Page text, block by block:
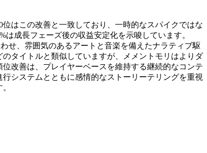
はこの改善と一致しており、一時的なスパイクではな
成長フェーズ後の収益安定化を示唆しています。
せ、雰囲気のあるアートと音楽を備えたナラティブ駆
タイトルと類似していますが、メメントモリはよりダ
改善は、プレイヤーベースを維持する継続的なコンテ
システムとともに感情的なストーリーテリングを重視